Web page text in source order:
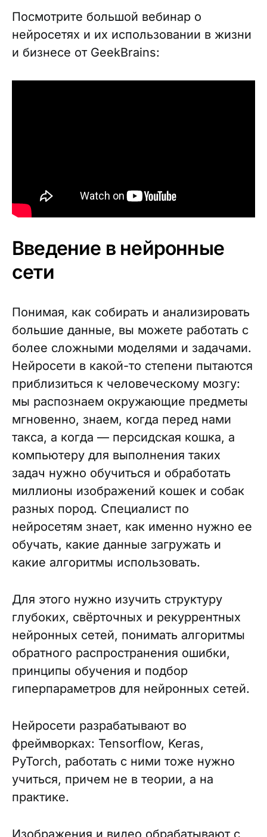
Посмотрите большой вебинар о
нейросетях и их использовании в жизни
и бизнесе от GeekBrains:
Введение в нейронные
сети
Понимая, как собирать и анализировать
большие данные, вы можете работать с
более сложными моделями и задачами.
Нейросети в какой-то степени пытаются
приблизиться к человеческому мозгу:
мы распознаем окружающие предметы
мгновенно, знаем, когда перед нами
такса, а когда — персидская кошка, а
компьютеру для выполнения таких
задач нужно обучиться и обработать
миллионы изображений кошек и собак
разных пород. Специалист по
нейросетям знает, как именно нужно ее
обучать, какие данные загружать и
какие алгоритмы использовать.
Для этого нужно изучить структуру
глубоких, свёрточных и рекуррентных
нейронных сетей, понимать алгоритмы
обратного распространения ошибки,
принципы обучения и подбор
гиперпараметров для нейронных сетей.
Нейросети разрабатывают во
фреймворках: Tensorflow, Keras,
PyTorch, работать с ними тоже нужно
учиться, причем не в теории, а на
практике.
Изображения и видео обрабатывают с